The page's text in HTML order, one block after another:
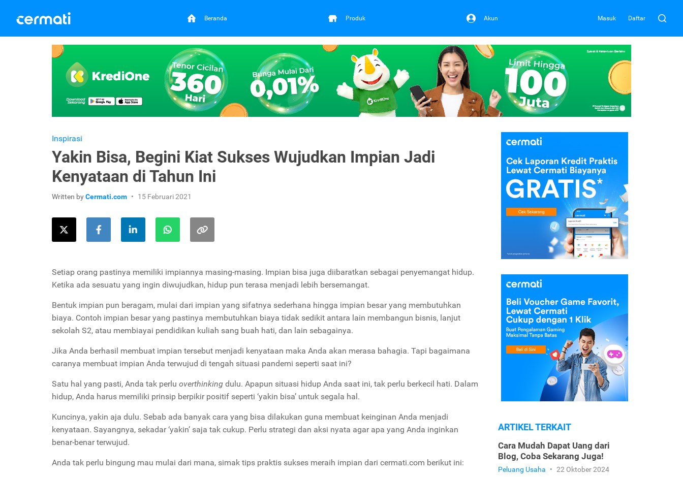
Beranda Produk Akun Masuk Daftar
Inspirasi
Yakin Bisa, Begini Kiat Sukses Wujudkan Impian Jadi
Kenyataan di Tahun Ini
Written byCermati.com 15 Februari 2021
Setiap orang pastinya memiliki impiannya masing-masing. Impian bisa juga diibaratkan sebagai penyemangat hidup.
Ketika ada sesuatu yang ingin diwujudkan, hidup pun terasa menjadi lebih bersemangat.
Bentuk impian pun beragam, mulai dari impian yang sifatnya sederhana hingga impian besar yang membutuhkan
biaya. Contoh impian besar yang pastinya membutuhkan biaya tidak sedikit antara lain membangun bisnis, lanjut
sekolah S2, atau membiayai pendidikan kuliah sang buah hati, dan lain sebagainya.
Jika Anda berhasil membuat impian tersebut menjadi kenyataan maka Anda akan merasa bahagia. Tapi bagaimana
caranya membuat impian Anda terwujud di tengah situasi pandemi seperti saat ini?
Satu hal yang pasti, Anda tak perlu overthinking dulu. Apapun situasi hidup Anda saat ini, tak perlu berkecil hati. Dalam
hidup, Anda harus memiliki prinsip berpikir positif seperti ‘yakin bisa’ untuk segala hal.
Kuncinya, yakin aja dulu. Sebab ada banyak cara yang bisa dilakukan guna membuat keinginan Anda menjadi
kenyataan. Sayangnya, sekadar ‘yakin’ saja tak cukup. Perlu strategi dan aksi nyata agar apa yang Anda inginkan
benar-benar terwujud.
Anda tak perlu bingung mau mulai dari mana, simak tips praktis sukses meraih impian dari cermati.com berikut ini:
ARTIKEL TERKAIT
Cara Mudah Dapat Uang dari
Blog, Coba Sekarang Juga!
Peluang Usaha • 22 Oktober 2024